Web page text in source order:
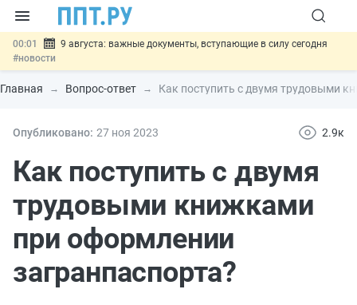
00:01
9 августа: важные документы, вступающие в силу сегодня
#новости
07.08 Подписан закон о блокировке продажи опасных товаров через
«Честный знак»#новости
07.08 Госпошлину за устранение ошибок в документах предлагают
07.08
отношений
#новости
Главная Вопрос-ответ Как поступить с двумя трудовыми
Опубликовано: 27 ноя 2023 2.9к
Как поступить с двумя
трудовыми книжками
при оформлении
загранпаспорта?